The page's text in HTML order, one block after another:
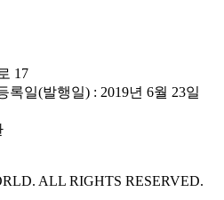
17
록일(발행일) : 2019년 6월 23일
ALL RIGHTS RESERVED.